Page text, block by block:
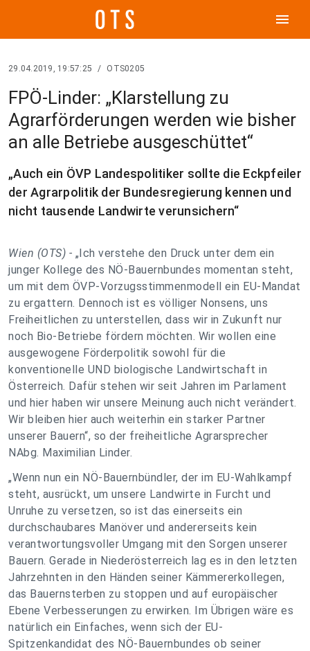
menu
29.04.2019, 19:57:25 / OTS0205
FPÖ-Linder: „Klarstellung zu
Agrarförderungen werden wie bisher
an alle Betriebe ausgeschüttet“
„Auch ein ÖVP Landespolitiker sollte die Eckpfeiler
der Agrarpolitik der Bundesregierung kennen und
nicht tausende Landwirte verunsichern“
Wien (OTS) - „Ich verstehe den Druck unter dem ein
junger Kollege des NÖ-Bauernbundes momentan steht,
um mit dem ÖVP-Vorzugsstimmenmodell ein EU-Mandat
zu ergattern. Dennoch ist es völliger Nonsens, uns
Freiheitlichen zu unterstellen, dass wir in Zukunft nur
noch Bio-Betriebe fördern möchten. Wir wollen eine
ausgewogene Förderpolitik sowohl für die
konventionelle UND biologische Landwirtschaft in
Österreich. Dafür stehen wir seit Jahren im Parlament
und hier haben wir unsere Meinung auch nicht verändert.
Wir bleiben hier auch weiterhin ein starker Partner
unserer Bauern“, so der freiheitliche Agrarsprecher
NAbg. Maximilian Linder.
„Wenn nun ein NÖ-Bauernbündler, der im EU-Wahlkampf
steht, ausrückt, um unsere Landwirte in Furcht und
Unruhe zu versetzen, so ist das einerseits ein
durchschaubares Manöver und andererseits kein
verantwortungsvoller Umgang mit den Sorgen unserer
Bauern. Gerade in Niederösterreich lag es in den letzten
Jahrzehnten in den Händen seiner Kämmererkollegen,
das Bauernsterben zu stoppen und auf europäischer
Ebene Verbesserungen zu erwirken. Im Übrigen wäre es
natürlich ein Einfaches, wenn sich der EU-
Spitzenkandidat des NÖ-Bauernbundes ob seiner